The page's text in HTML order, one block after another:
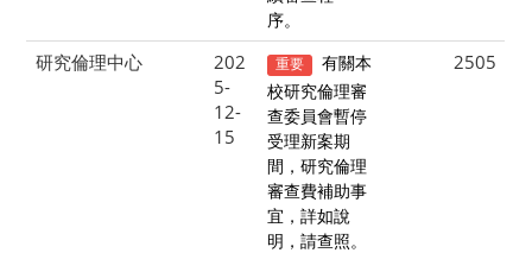
序。
研究倫理中心
202
5-
12-
15
重要
有關本
校研究倫理審
查委員會暫停
受理新案期
間，研究倫理
審查費補助事
宜，詳如說
明，請查照。
2505